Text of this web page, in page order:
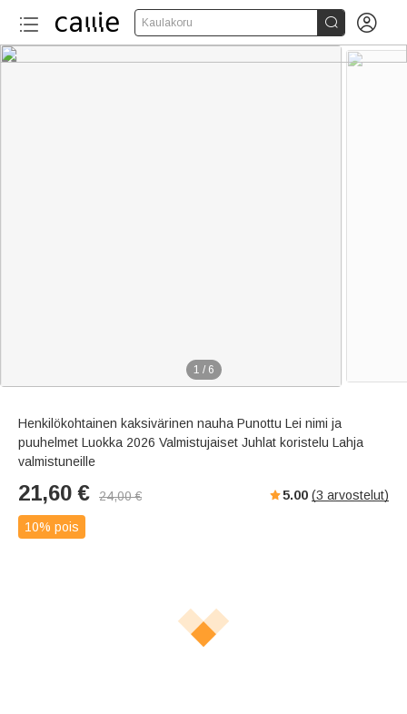
Kaulakoru  
1 / 6
Henkilökohtainen kaksivärinen nauha Punottu Lei nimi ja
puuhelmet Luokka 2026 Valmistujaiset Juhlat koristelu Lahja
valmistuneille
21,60 € 24,00€ 5.00 (3 arvostelut)
10% pois